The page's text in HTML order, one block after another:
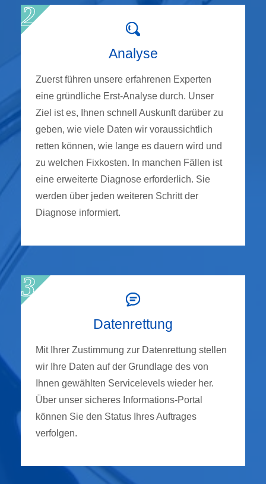
Analyse
Zuerst führen unsere erfahrenen Experten
eine gründliche Erst-Analyse durch. Unser
Ziel ist es, Ihnen schnell Auskunft darüber zu
geben, wie viele Daten wir voraussichtlich
retten können, wie lange es dauern wird und
zu welchen Fixkosten. In manchen Fällen ist
eine erweiterte Diagnose erforderlich. Sie
werden über jeden weiteren Schritt der
Diagnose informiert.
Datenrettung
Mit Ihrer Zustimmung zur Datenrettung stellen
wir Ihre Daten auf der Grundlage des von
Ihnen gewählten Servicelevels wieder her.
Über unser sicheres Informations-Portal
können Sie den Status Ihres Auftrages
verfolgen.